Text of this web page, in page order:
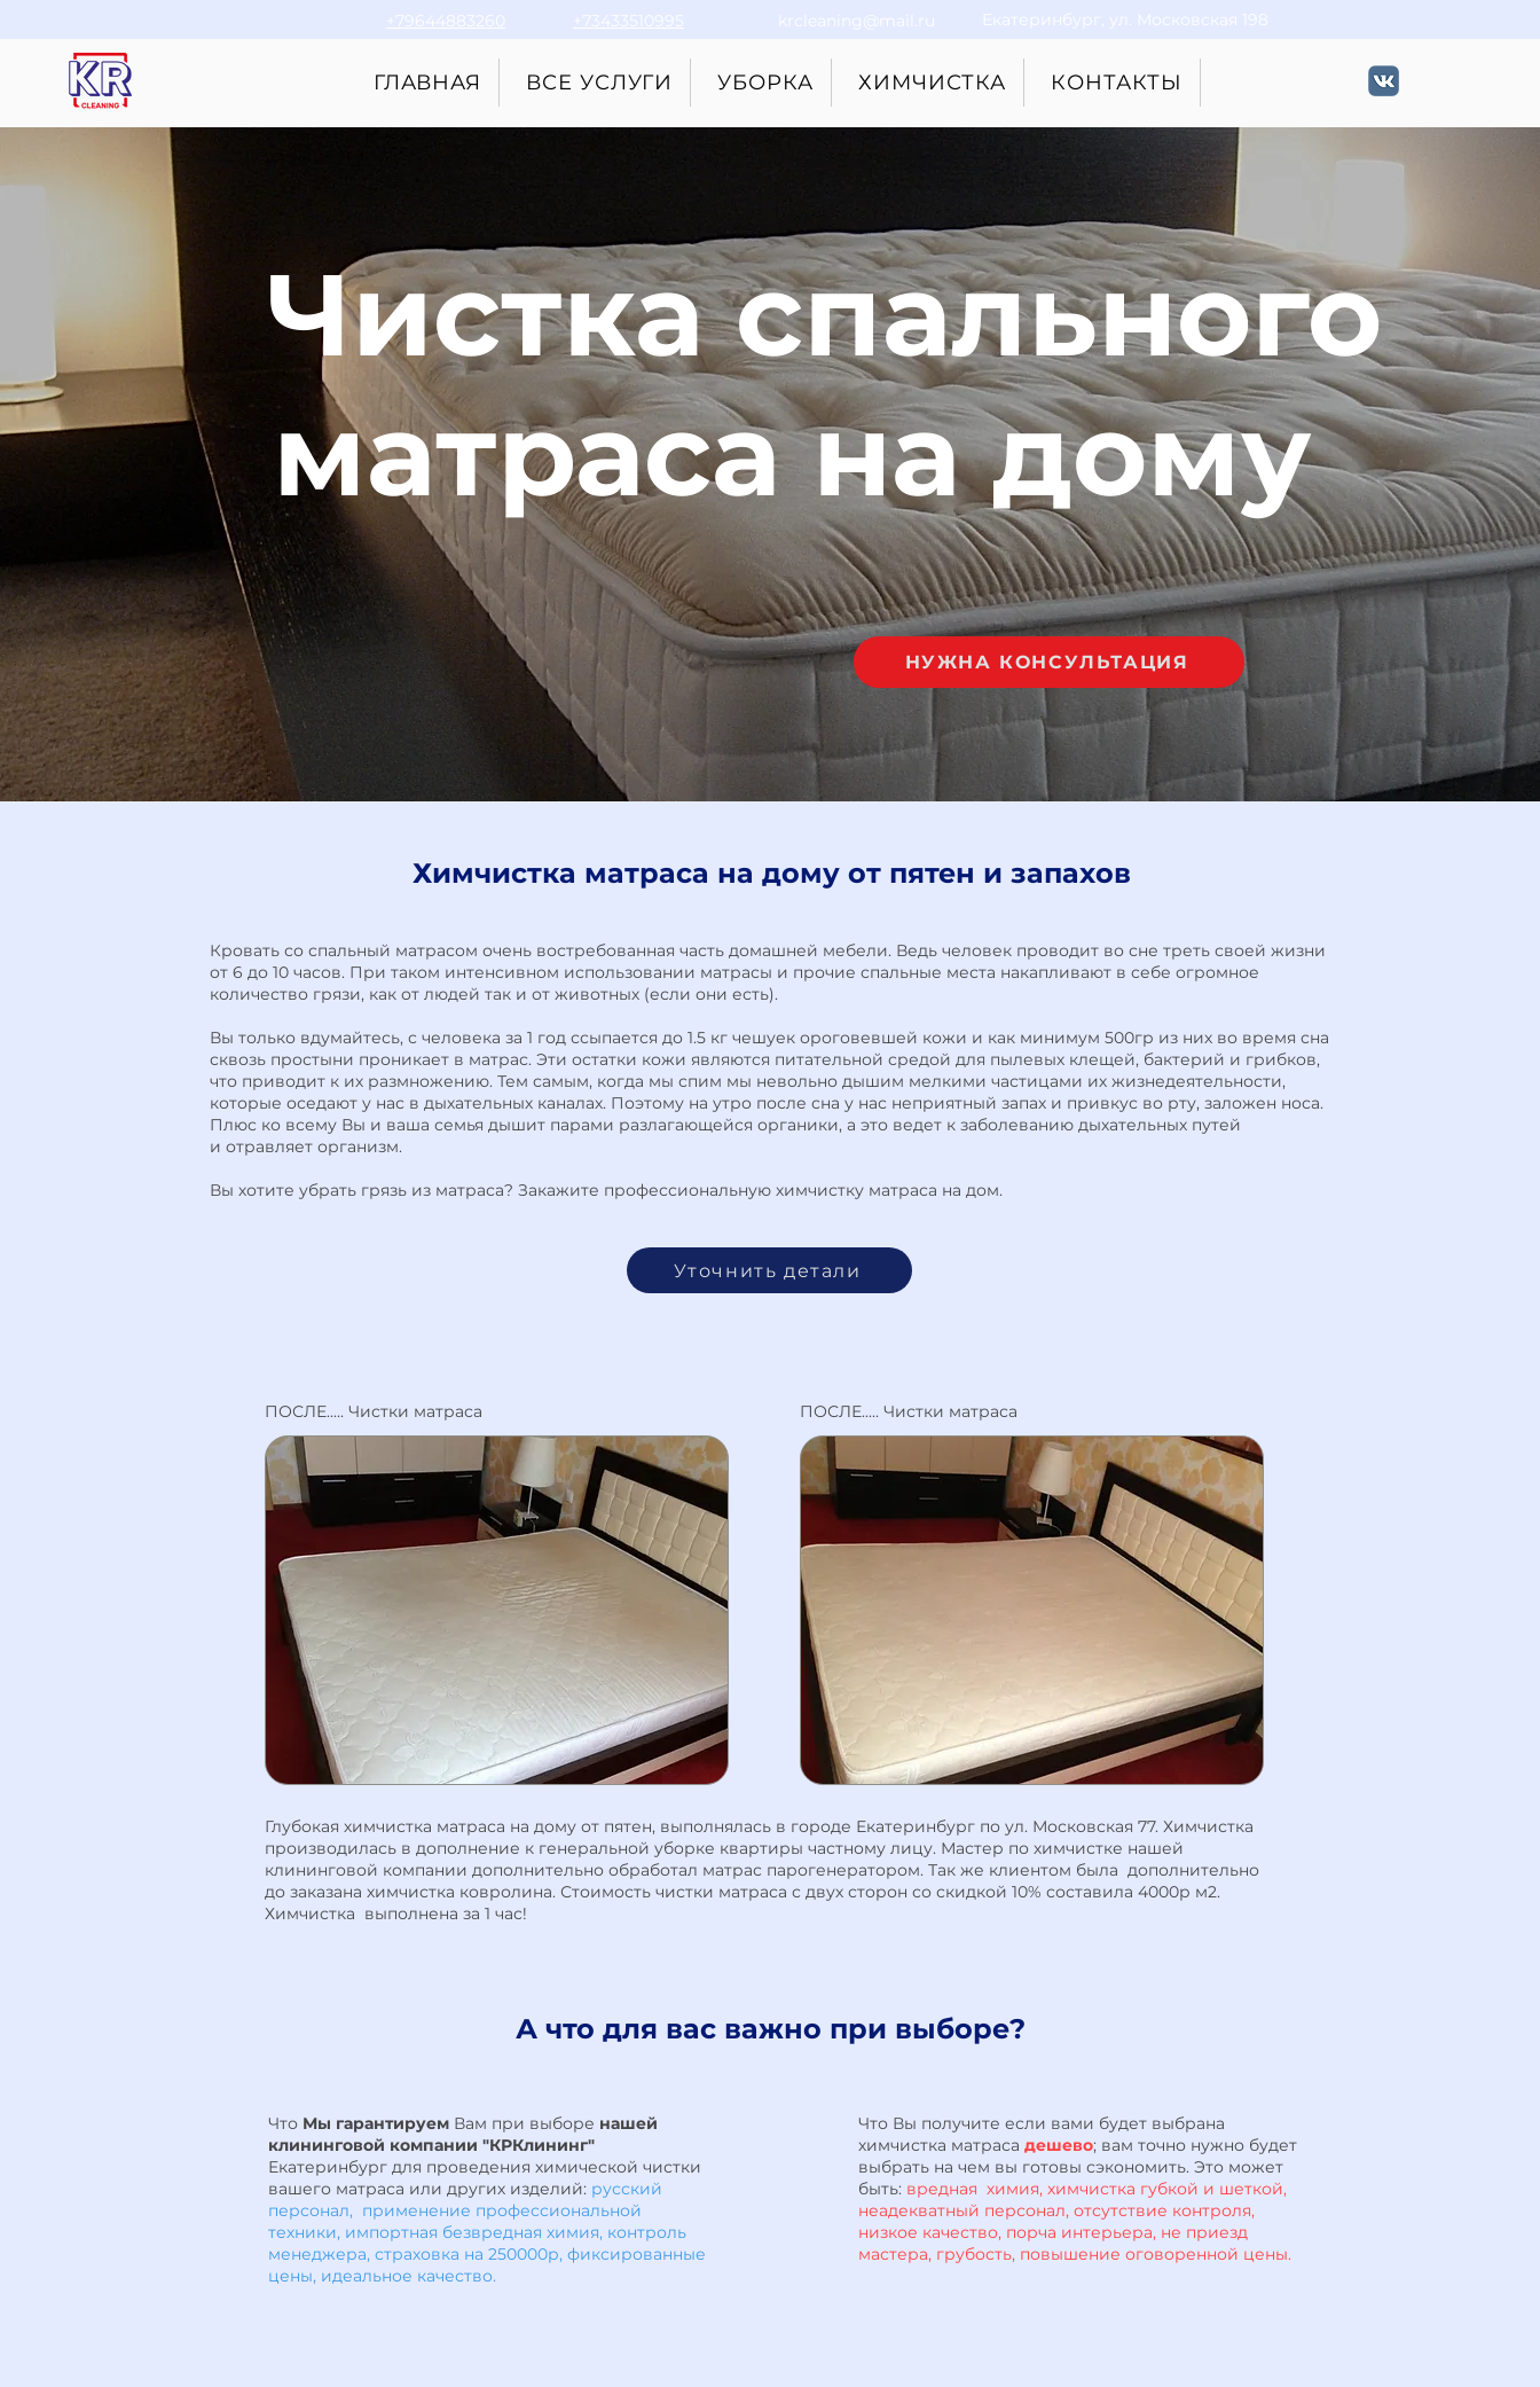
+79644883260 +73433510995 krcleaning@mail.ru Екатеринбург, ул. Московская 198
ГЛАВНАЯ ВСЕ УСЛУГИ УБОРКА ХИМЧИСТКА КОНТАКТЫ
Чистка спального
матраса на дому
НУЖНА КОНСУЛЬТАЦИЯ
Химчистка матраса на дому от пятен и запахов
Кровать со спальный матрасом очень востребованная часть домашней мебели. Ведь человек проводит во сне треть своей жизни
от 6 до 10 часов. При таком интенсивном использовании матрасы и прочие спальные места накапливают в себе огромное
количество грязи, как от людей так и от животных (если они есть).
Вы только вдумайтесь, с человека за 1 год ссыпается до 1.5 кг чешуек ороговевшей кожи и как минимум 500гр из них во время сна
сквозь простыни проникает в матрас. Эти остатки кожи являются питательной средой для пылевых клещей, бактерий и грибков,
что приводит к их размножению. Тем самым, когда мы спим мы невольно дышим мелкими частицами их жизнедеятельности,
которые оседают у нас в дыхательных каналах. Поэтому на утро после сна у нас неприятный запах и привкус во рту, заложен носа.
Плюс ко всему Вы и ваша семья дышит парами разлагающейся органики, а это ведет к заболеванию дыхательных путей
и отравляет организм.
Вы хотите убрать грязь из матраса? Закажите профессиональную химчистку матраса на дом.
Уточнить детали
ПОСЛЕ..... Чистки матраса ПОСЛЕ..... Чистки матраса
Глубокая химчистка матраса на дому от пятен, выполнялась в городе Екатеринбург по ул. Московская 77. Химчистка
производилась в дополнение к генеральной уборке квартиры частному лицу. Мастер по химчистке нашей
клининговой компании дополнительно обработал матрас парогенератором. Так же клиентом была дополнительно
до заказана химчистка ковролина. Стоимость чистки матраса с двух сторон со скидкой 10% составила 4000р м2.
Химчистка выполнена за 1 час!
А что для вас важно при выборе?
Что Мы гарантируем Вам при выборе нашей
клининговой компании "КРКлининг"
Екатеринбург для проведения химической чистки
вашего матраса или других изделий: русский
персонал, применение профессиональной
техники, импортная безвредная химия, контроль
менеджера, страховка на 250000р, фиксированные
цены, идеальное качество.
Что Вы получите если вами будет выбрана
химчистка матраса дешево; вам точно нужно будет
выбрать на чем вы готовы сэкономить. Это может
быть: вредная химия, химчистка губкой и шеткой,
неадекватный персонал, отсутствие контроля,
низкое качество, порча интерьера, не приезд
мастера, грубость, повышение оговоренной цены.